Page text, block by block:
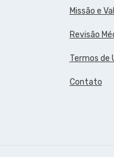
Missão e
Revisão
Termos de
Contato